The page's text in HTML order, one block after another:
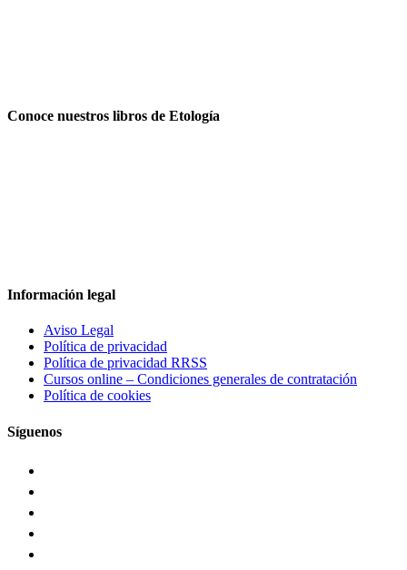
Conoce nuestros libros de Etología
Información legal
Aviso Legal
Política de privacidad
Política de privacidad RRSS
Cursos online – Condiciones generales de contratación
Política de cookies
Síguenos